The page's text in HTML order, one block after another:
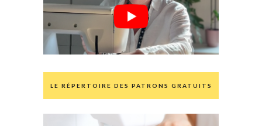
LE RÉPERTOIRE DES PATRONS GRATUITS